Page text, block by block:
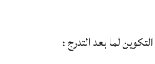
لما بعد التدرج :